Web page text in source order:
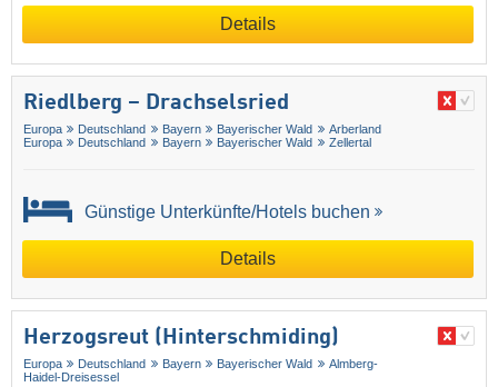
Details
Riedlberg – Drachselsried
Europa Deutschland Bayern Bayerischer Wald
Arberland
Europa
Deutschland Bayern Bayerischer Wald Zellertal
Günstige Unterkünfte/Hotels buchen
Details
Herzogsreut (Hinterschmiding)
Europa Deutschland Bayern Bayerischer Wald
Almberg-
Haidel-Dreisessel